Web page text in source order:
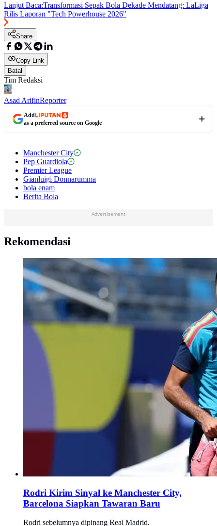
Lanjut Baca:Transformasi Sepak Bola Dekade Mendatang: LaLiga
Rilis Laporan "Tech Powerhouse 2026"
Share
Copy Link
Batal
Tim Redaksi
Asad ArifinReporter
Add
as a preferred source on Google
Manchester City
Pep Guardiola
Premier League
Gianluigi Donnarumma
bola enam
Berita Bola
Advertisement
Rekomendasi
Rodri Kirim Sinyal ke Manchester City,
Barcelona Siapkan Tawaran Baru
Rodri sebelumnya dipinang Real Madrid.